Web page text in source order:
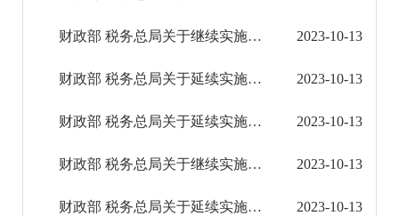
义务教育
社会救助
养老服务
稳岗就业
财政部 税务总局关于继续实施农产品批发市场和农贸市场房产税、城镇土地使用税优惠政策的公告 2023-10-13
财政部 税务总局关于延续实施宣传文化增值税优惠政策的公告 2023-10-13
财政部 税务总局关于延续实施供热企业有关税收政策的公告 2023-10-13
财政部 税务总局关于继续实施部分国家商品储备税收优惠政策的公告 2023-10-13
财政部 税务总局关于延续实施边销茶增值税政策的公告 2023-10-13